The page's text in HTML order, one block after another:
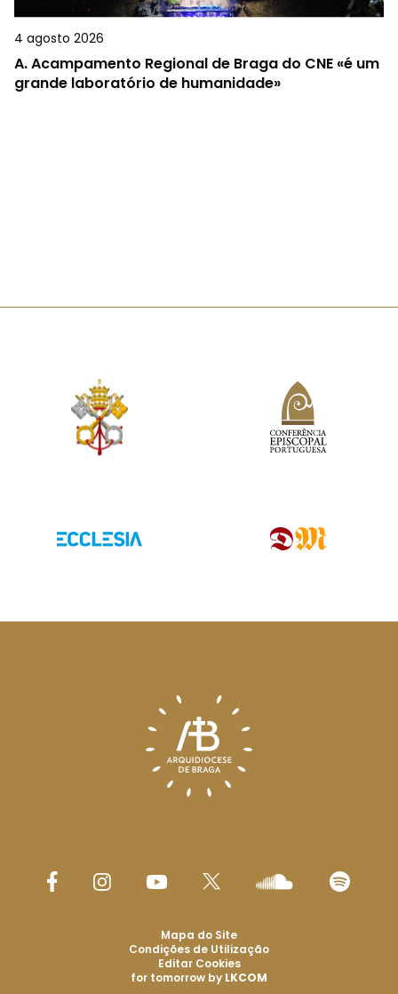
4 agosto 2026
A.Acampamento Regional de Braga do CNE «é um
grande laboratório de humanidade»
Mapa do Site
Condições de Utilização
Editar Cookies
for tomorrow by LKCOM